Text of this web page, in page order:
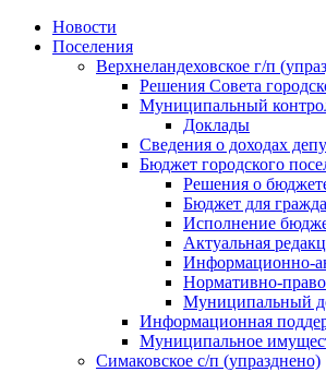
Skip
Новости
Поселения
Верхнеландеховское г/п
Решения Совета
Муниципальный
Доклады
Сведения о доходах
Бюджет городского
Решения о
Бюджет для
Исполнение
Актуальная
Информационно-
Нормативно-
Муниципальный
Информационная
Муниципальное
Симаковское с/п (упразднено)